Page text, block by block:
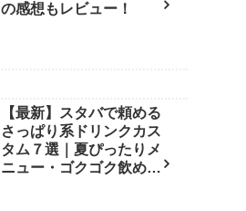
の感想もレビュー！
【最新】スタバで頼める
さっぱり系ドリンクカス
タム７選｜夏ぴったりメ
ニュー・ゴクゴク飲める